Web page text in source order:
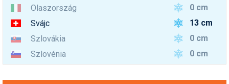
Olaszország
0 cm
Svájc
13 cm
Szlovákia
0 cm
Szlovénia
0 cm